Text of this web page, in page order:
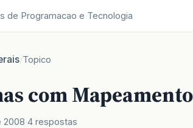
de Programacao e Tecnologia
/Topico
com
2008 4 respostas